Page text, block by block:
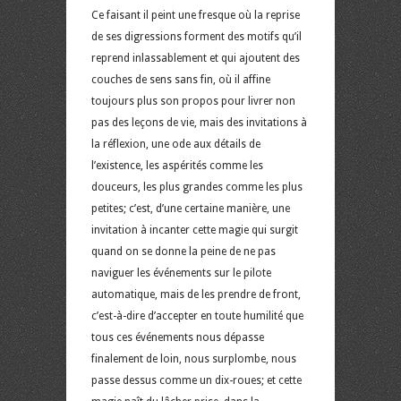
Ce faisant il peint une fresque où la reprise
de ses digressions forment des motifs qu’il
reprend inlassablement et qui ajoutent des
couches de sens sans fin, où il affine
toujours plus son propos pour livrer non
pas des leçons de vie, mais des invitations à
la réflexion, une ode aux détails de
l’existence, les aspérités comme les
douceurs, les plus grandes comme les plus
petites; c’est, d’une certaine manière, une
invitation à incanter cette magie qui surgit
quand on se donne la peine de ne pas
naviguer les événements sur le pilote
automatique, mais de les prendre de front,
c’est-à-dire d’accepter en toute humilité que
tous ces événements nous dépasse
finalement de loin, nous surplombe, nous
passe dessus comme un dix-roues; et cette